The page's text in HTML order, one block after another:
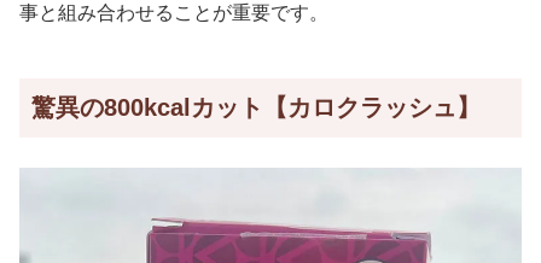
事と組み合わせることが重要です。
驚異の800kcalカット【カロクラッシュ】